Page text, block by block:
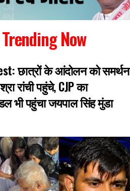
Trending Now
छात्रों के आंदोलन को समर्थन
रांची पहुंचे, CJP का
भी पहुंचा जयपाल सिंह मुंडा